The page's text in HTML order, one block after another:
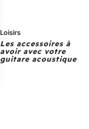
Loisirs
Les accessoires à
avoir avec votre
guitare acoustique